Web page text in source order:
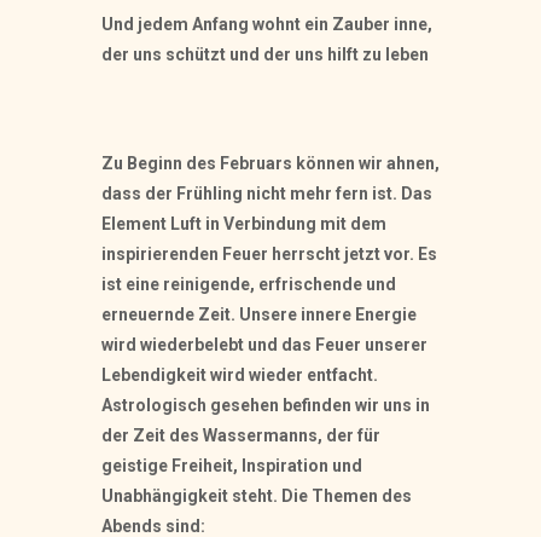
Und jedem Anfang wohnt ein Zauber inne,
der uns schützt und der uns hilft zu leben
Zu Beginn des Februars können wir ahnen,
dass der Frühling nicht mehr fern ist. Das
Element Luft in Verbindung mit dem
inspirierenden Feuer herrscht jetzt vor. Es
ist eine reinigende, erfrischende und
erneuernde Zeit. Unsere innere Energie
wird wiederbelebt und das Feuer unserer
Lebendigkeit wird wieder entfacht.
Astrologisch gesehen befinden wir uns in
der Zeit des Wassermanns, der für
geistige Freiheit, Inspiration und
Unabhängigkeit steht. Die Themen des
Abends sind: